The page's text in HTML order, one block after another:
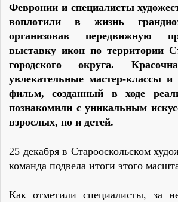
Февронии и специалисты
воплотили в жизнь
организовав передвижную
выставку икон по территории
городского округа.
увлекательные мастер-классы и
фильм, созданный в ходе
познакомили с уникальным
взрослых, но и детей.
25 декабря в Старооскольском
команда подвела итоги этого
Как отметили специалисты, за